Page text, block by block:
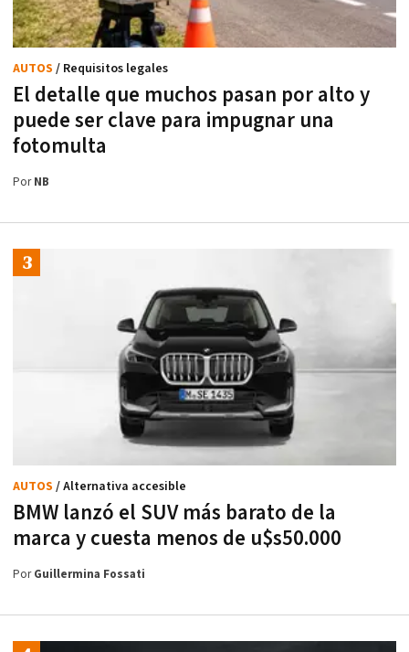
El detalle que muchos pasan por alto y
puede ser clave para impugnar una
fotomulta
AUTOS / Requisitos legales
PorNB
BMW lanzó el SUV más barato de la
marca y cuesta menos de u$s50.000
AUTOS / Alternativa accesible
PorGuillermina Fossati